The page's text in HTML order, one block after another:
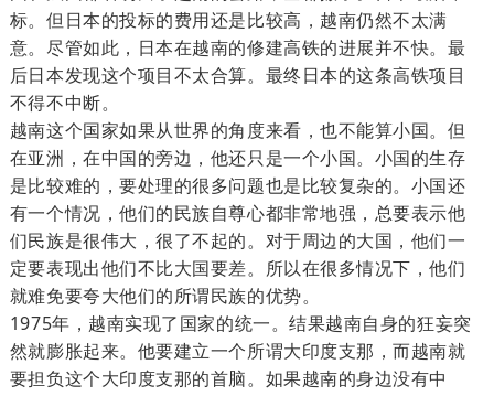
标。但日本的投标的费用还是比较高，越南仍然不太满
意。尽管如此，日本在越南的修建高铁的进展并不快。最
后日本发现这个项目不太合算。最终日本的这条高铁项目
不得不中断。
越南这个国家如果从世界的角度来看，也不能算小国。但
在亚洲，在中国的旁边，他还只是一个小国。小国的生存
是比较难的，要处理的很多问题也是比较复杂的。小国还
有一个情况，他们的民族自尊心都非常地强，总要表示他
们民族是很伟大，很了不起的。对于周边的大国，他们一
定要表现出他们不比大国要差。所以在很多情况下，他们
就难免要夸大他们的所谓民族的优势。
1975年，越南实现了国家的统一。结果越南自身的狂妄突
然就膨胀起来。他要建立一个所谓大印度支那，而越南就
要担负这个大印度支那的首脑。如果越南的身边没有中